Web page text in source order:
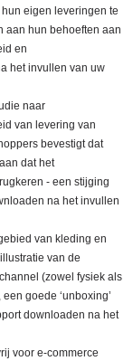
eigen leveringen te
aan hun behoeften aan
en
het invullen van uw
naar
van levering van
bevestigt dat
dat het
- een stijging
na het invullen
van kleding en
van de
(zowel fysiek als
goede ‘unboxing’
downloaden na het
voor e-commerce